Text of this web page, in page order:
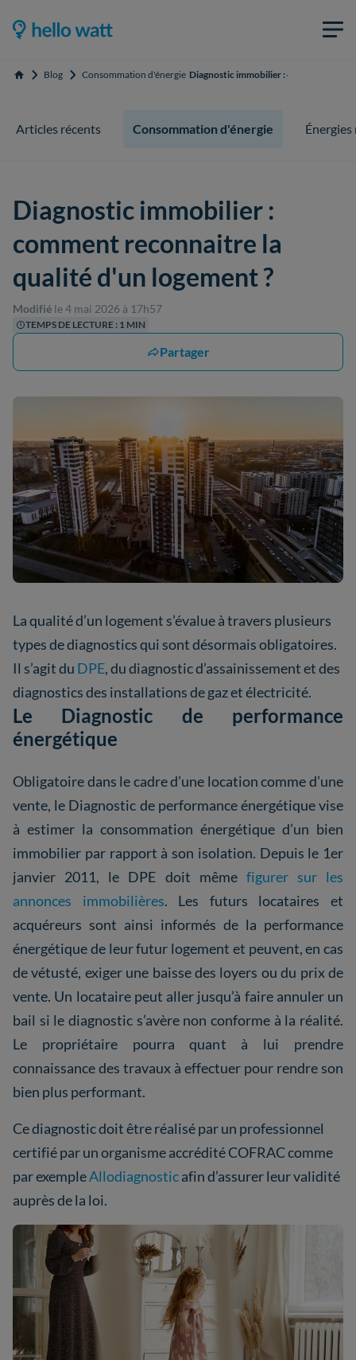
Accueil Blog Consommation d'énergie Diagnostic immobilier : comment
Articles récents Consommation d'énergie
Diagnostic immobilier :
comment reconnaitre la
qualité d'un logement ?
Modifié le 4 mai 2026 à 17h57
TEMPS DE LECTURE : 1 MIN
Partager
La qualité d’un logement s’évalue à travers plusieurs
types de diagnostics qui sont désormais obligatoires.
Il s’agit du DPE, du diagnostic d’assainissement et des
diagnostics des installations de gaz et électricité.
Le Diagnostic de performance
énergétique
Obligatoire dans le cadre d’une location comme d’une
vente, le Diagnostic de performance énergétique vise
à estimer la consommation énergétique d’un bien
immobilier par rapport à son isolation. Depuis le 1er
janvier 2011, le DPE doit même figurer sur les
annonces immobilières. Les futurs locataires et
acquéreurs sont ainsi informés de la performance
énergétique de leur futur logement et peuvent, en cas
de vétusté, exiger une baisse des loyers ou du prix de
vente. Un locataire peut aller jusqu’à faire annuler un
bail si le diagnostic s’avère non conforme à la réalité.
Le propriétaire pourra quant à lui prendre
connaissance des travaux à effectuer pour rendre son
bien plus performant.
Ce diagnostic doit être réalisé par un professionnel
certifié par un organisme accrédité COFRAC comme
par exempleAllodiagnosticafin d’assurer leur validité
auprès de la loi.